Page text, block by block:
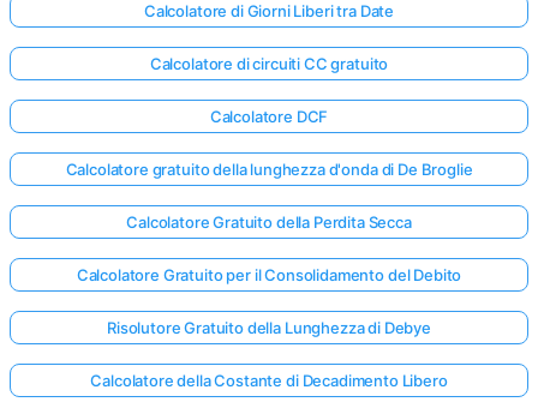
Calcolatore di Giorni Liberi tra Date
Calcolatore di circuiti CC gratuito
Calcolatore DCF
Calcolatore gratuito della lunghezza d'onda di De Broglie
Calcolatore Gratuito della Perdita Secca
Calcolatore Gratuito per il Consolidamento del Debito
Risolutore Gratuito della Lunghezza di Debye
Calcolatore della Costante di Decadimento Libero